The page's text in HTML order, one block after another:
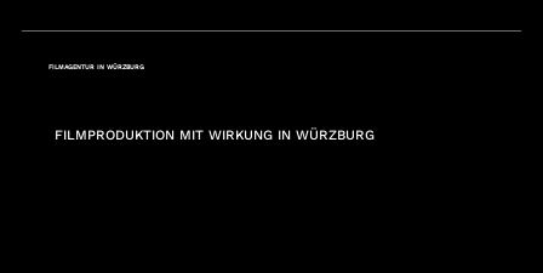
FILMAGENTUR IN WÜRZBURG
FILMPRODUKTION MIT WIRKUNG IN WÜRZBURG